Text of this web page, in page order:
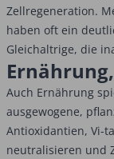
Zellregeneration.
haben oft ein
Gleichaltrige, die
Auch Ernährung
ausgewogene,
Antioxidantien, Vi-
neutralisieren und